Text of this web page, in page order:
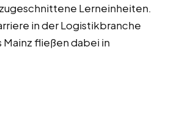
Lerneinheiten.
in der Logistikbranche
fließen dabei in